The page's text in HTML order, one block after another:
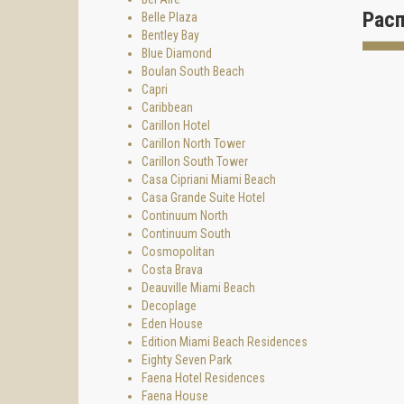
Belle Plaza
Bentley Bay
Blue Diamond
Boulan South Beach
Capri
Caribbean
Carillon Hotel
Carillon North Tower
Carillon South Tower
Casa Cipriani Miami Beach
Casa Grande Suite Hotel
Continuum North
Continuum South
Cosmopolitan
Costa Brava
Deauville Miami Beach
Decoplage
Eden House
Edition Miami Beach Residences
Eighty Seven Park
Faena Hotel Residences
Faena House